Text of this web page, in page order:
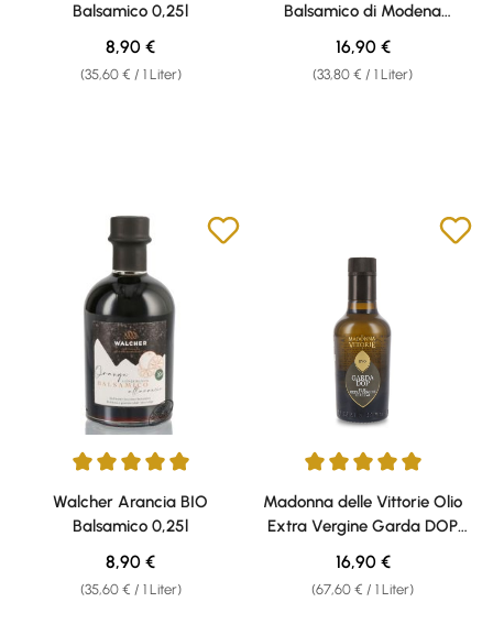
Balsamico 0,25l
(35,60 € / 1 Liter)
Regulärer Preis:
8,90 €
Balsamico di Modena
Biologico 0,50l
(33,80 € / 1 Liter)
Regulärer Preis:
16,90 €
Durchschnittliche Bewertung von 5 von 5 Sternen
Walcher Arancia BIO
Balsamico 0,25l
(35,60 € / 1 Liter)
Regulärer Preis:
8,90 €
Durchschnittliche Bewertung
Madonna delle Vittorie Olio
Extra Vergine Garda DOP
Olivenöl 0,25l
(67,60 € / 1 Liter)
Regulärer Preis:
16,90 €